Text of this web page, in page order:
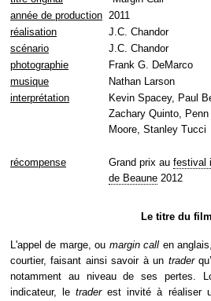
année de production 2011
réalisation
J.C. Chandor
scénario
J.C. Chandor
photographie
Frank G. DeMarco
musique
Nathan Larson
interprétation
Kevin Spacey, Paul
Zachary Quinto,
Moore, Stanley Tucci
récompense Grand prix au festival
de Beaune 2012
Le titre du film
L'appel de marge, ou margin call en
courtier, faisant ainsi savoir à un trader
notamment au niveau de ses pertes.
indicateur, letraderest invité à réaliser